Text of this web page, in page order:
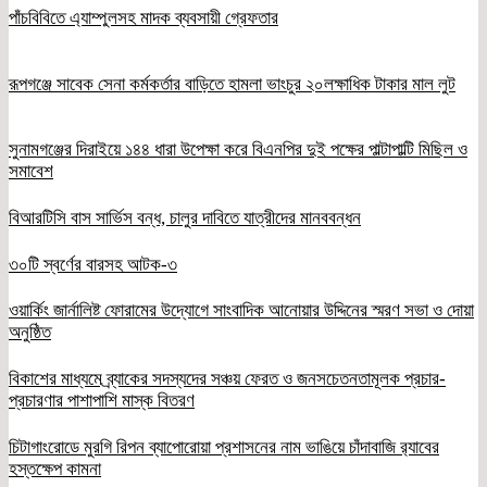
পাঁচবিবিতে এ্যাম্পুলসহ মাদক ব্যবসায়ী গ্রেফতার
রূপগঞ্জে সাবেক সেনা কর্মকর্তার বাড়িতে হামলা ভাংচুর ২০লক্ষাধিক টাকার মাল লুট
সুনামগঞ্জের দিরাইয়ে ১৪৪ ধারা উপেক্ষা করে বিএনপির দুই পক্ষের পাল্টাপাল্টি মিছিল ও
সমাবেশ
বিআরটিসি বাস সার্ভিস বন্ধ, চালুর দাবিতে যাত্রীদের মানববন্ধন
৩০টি স্বর্ণের বারসহ আটক-৩
ওয়ার্কিং জার্নালিষ্ট ফোরামের উদ্যোগে সাংবাদিক আনোয়ার উদ্দিনের স্মরণ সভা ও দোয়া
অনুষ্ঠিত
বিকাশের মাধ্যমে ব্র্যাকের সদস্যদের সঞ্চয় ফেরত ও জনসচেতনতামূলক প্রচার-
প্রচারণার পাশাপাশি মাস্ক বিতরণ
চিটাগাংরোডে মুরগি রিপন ব্যাপোরোয়া প্রশাসনের নাম ভাঙিয়ে চাঁদাবাজি র‌্যাবের
হস্তক্ষেপ কামনা